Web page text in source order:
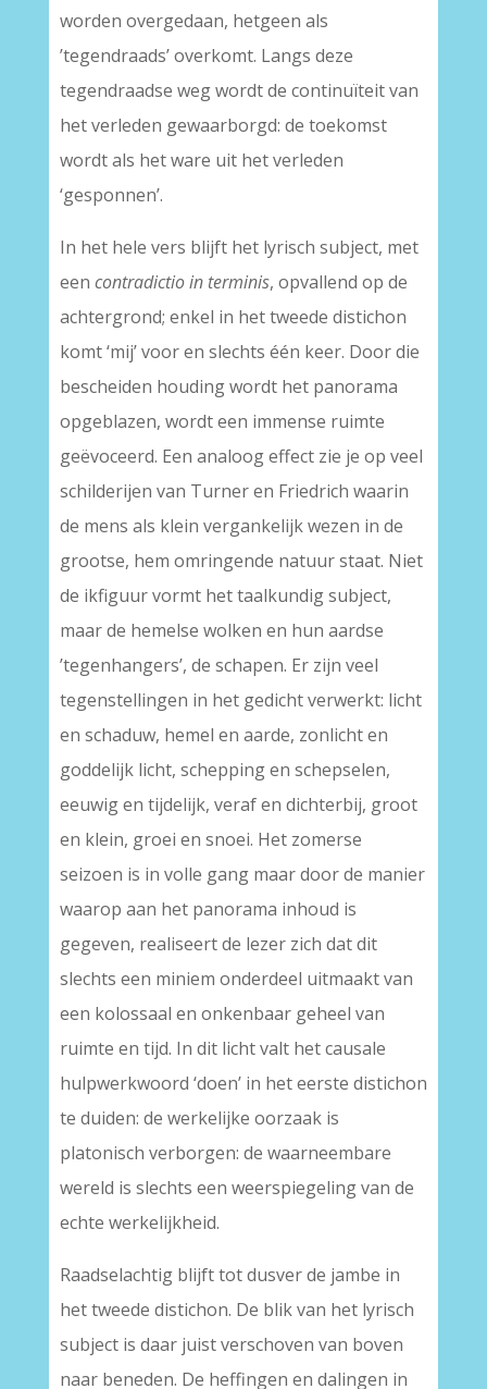
worden overgedaan, hetgeen als
’tegendraads’ overkomt. Langs deze
tegendraadse weg wordt de continuïteit van
het verleden gewaarborgd: de toekomst
wordt als het ware uit het verleden
‘gesponnen’.
In het hele vers blijft het lyrisch subject, met
een contradictio in terminis, opvallend op de
achtergrond; enkel in het tweede distichon
komt ‘mij’ voor en slechts één keer. Door die
bescheiden houding wordt het panorama
opgeblazen, wordt een immense ruimte
geëvoceerd. Een analoog effect zie je op veel
schilderijen van Turner en Friedrich waarin
de mens als klein vergankelijk wezen in de
grootse, hem omringende natuur staat. Niet
de ikfiguur vormt het taalkundig subject,
maar de hemelse wolken en hun aardse
’tegenhangers’, de schapen. Er zijn veel
tegenstellingen in het gedicht verwerkt: licht
en schaduw, hemel en aarde, zonlicht en
goddelijk licht, schepping en schepselen,
eeuwig en tijdelijk, veraf en dichterbij, groot
en klein, groei en snoei. Het zomerse
seizoen is in volle gang maar door de manier
waarop aan het panorama inhoud is
gegeven, realiseert de lezer zich dat dit
slechts een miniem onderdeel uitmaakt van
een kolossaal en onkenbaar geheel van
ruimte en tijd. In dit licht valt het causale
hulpwerkwoord ‘doen’ in het eerste distichon
te duiden: de werkelijke oorzaak is
platonisch verborgen: de waarneembare
wereld is slechts een weerspiegeling van de
echte werkelijkheid.
Raadselachtig blijft tot dusver de jambe in
het tweede distichon. De blik van het lyrisch
subject is daar juist verschoven van boven
naar beneden. De heffingen en dalingen in